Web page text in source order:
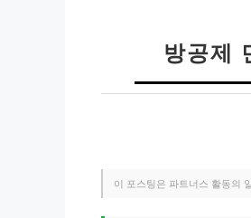
방공제
이 포스팅은 파트너스 활동의